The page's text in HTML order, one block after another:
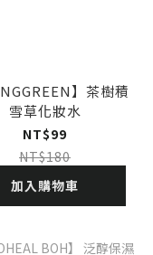
】茶樹積
雪草化妝水
NT$99
NT$180
加入購物車